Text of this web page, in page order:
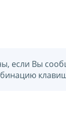
если Вы